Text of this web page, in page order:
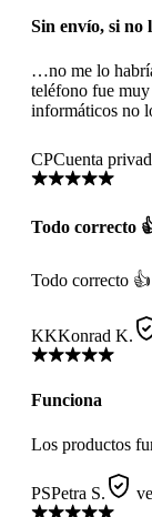
Sin envío, si
…no me lo
teléfono fue muy
informáticos no
CPCuenta
Todo correcto
Todo correcto 👍
KKKonrad K.
Funciona
Los productos
PSPetra S.